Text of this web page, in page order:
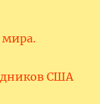
мира.
США